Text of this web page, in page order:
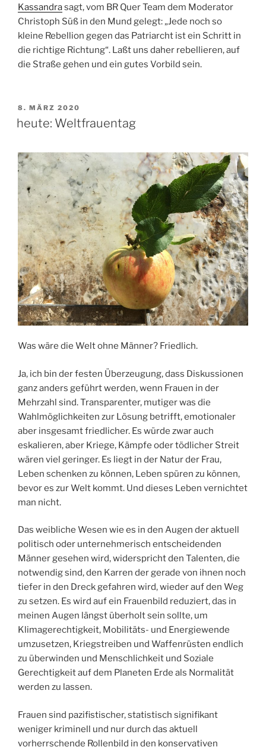
Kassandrasagt, vom BR Quer Team dem Moderator
Christoph Süß in den Mund gelegt: „Jede noch so
kleine Rebellion gegen das Patriarcht ist ein Schritt in
die richtige Richtung“. Laßt uns daher rebellieren, auf
die Straße gehen und ein gutes Vorbild sein.
VERÖFFENTLICHT
AM
8. MÄRZ 2020
heute: Weltfrauentag
Was wäre die Welt ohne Männer? Friedlich.
Ja, ich bin der festen Überzeugung, dass Diskussionen
ganz anders geführt werden, wenn Frauen in der
Mehrzahl sind. Transparenter, mutiger was die
Wahlmöglichkeiten zur Lösung betrifft, emotionaler
aber insgesamt friedlicher. Es würde zwar auch
eskalieren, aber Kriege, Kämpfe oder tödlicher Streit
wären viel geringer. Es liegt in der Natur der Frau,
Leben schenken zu können, Leben spüren zu können,
bevor es zur Welt kommt. Und dieses Leben vernichtet
man nicht.
Das weibliche Wesen wie es in den Augen der aktuell
politisch oder unternehmerisch entscheidenden
Männer gesehen wird, widerspricht den Talenten, die
notwendig sind, den Karren der gerade von ihnen noch
tiefer in den Dreck gefahren wird, wieder auf den Weg
zu setzen. Es wird auf ein Frauenbild reduziert, das in
meinen Augen längst überholt sein sollte, um
Klimagerechtigkeit, Mobilitäts- und Energiewende
umzusetzen, Kriegstreiben und Waffenrüsten endlich
zu überwinden und Menschlichkeit und Soziale
Gerechtigkeit auf dem Planeten Erde als Normalität
werden zu lassen.
Frauen sind pazifistischer, statistisch signifikant
weniger kriminell und nur durch das aktuell
vorherrschende Rollenbild in den konservativen